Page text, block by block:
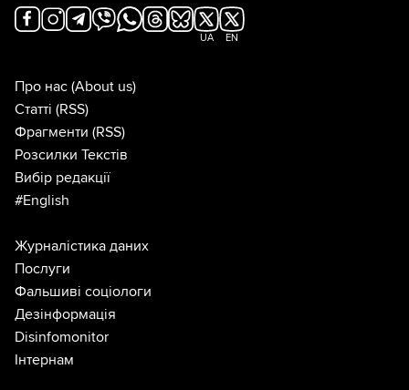
UA EN
Про нас (About us)
Статті (RSS)
Фрагменти (RSS)
Розсилки Текстів
Вибір редакції
#English
Журналістика даних
Послуги
Фальшиві соціологи
Дезінформація
Disinfomonitor
Інтернам